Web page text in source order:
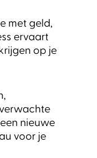
met geld,
ervaart
op je
nieuwe
voor je